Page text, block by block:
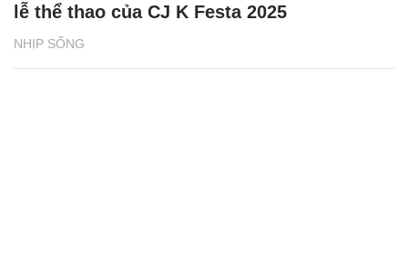
NHỊP SỐNG
lễ thể thao của CJ K Festa 2025